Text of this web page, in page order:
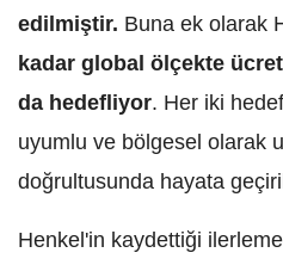
edilmiştir. Buna ek olarak
kadar global ölçekte
da hedefliyor. Her iki
uyumlu ve bölgesel olarak
doğrultusunda hayata
Henkel'in kaydettiği